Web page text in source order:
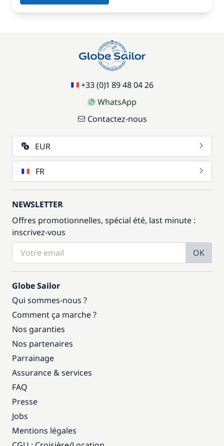
+33 (0)1 89 48 04 26
WhatsApp
Contactez-nous
EUR
FR
NEWSLETTER
Offres promotionnelles, spécial été, last minute :
inscrivez-vous
OK
Globe Sailor
Qui sommes-nous ?
Comment ça marche ?
Nos garanties
Nos partenaires
Parrainage
Assurance & services
FAQ
Presse
Jobs
Mentions légales